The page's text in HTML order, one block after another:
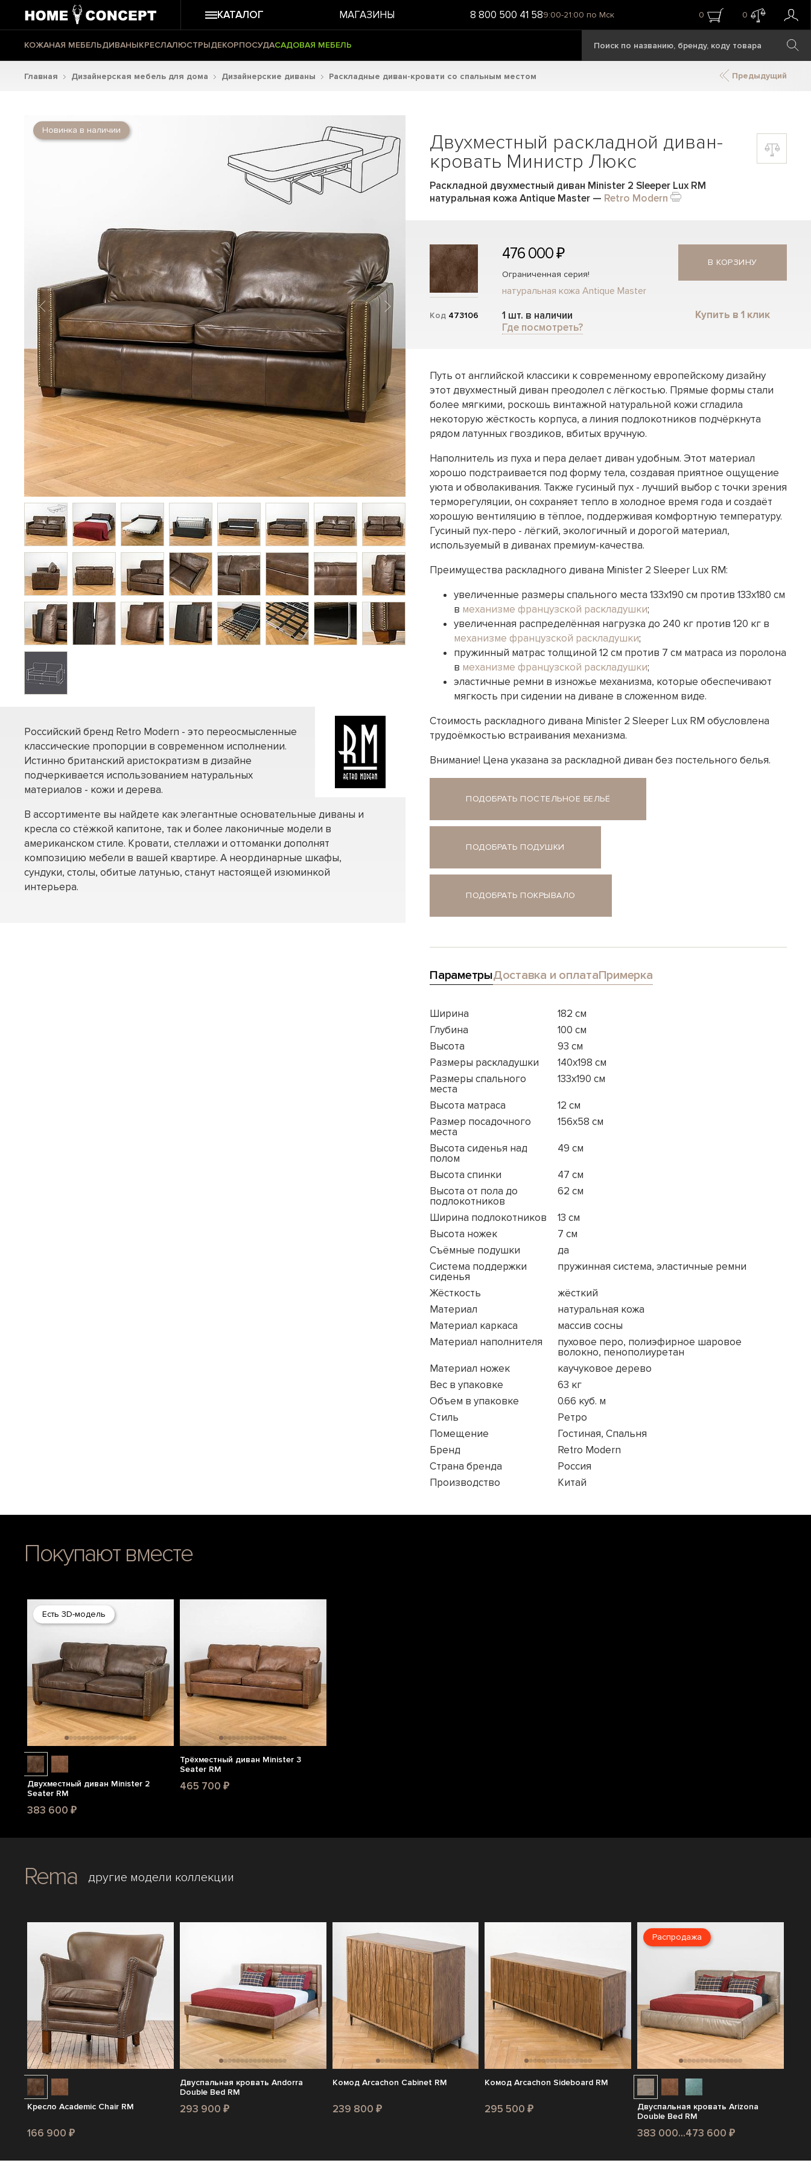
КАТАЛОГ МАГАЗИНЫ 8 800 500 41 589:00-21:00 по Мск 0 0
КОЖАНАЯ МЕБЕЛЬДИВАНЫКРЕСЛАЛЮСТРЫДЕКОРПОСУДАСАДОВАЯ МЕБЕЛЬ
Главная Дизайнерская мебель для дома Дизайнерские диваны Раскладные диван-кровати со спальным местом Предыдущий
Новинка в наличии
Российский бренд Retro Modern - это переосмысленные
классические пропорции в современном исполнении.
Истинно британский аристократизм в дизайне
подчеркивается использованием натуральных
материалов - кожи и дерева.
В ассортименте вы найдете как элегантные основательные диваны и
кресла со стёжкой капитоне, так и более лаконичные модели в
американском стиле. Кровати, стеллажи и оттоманки дополнят
композицию мебели в вашей квартире. А неординарные шкафы,
сундуки, столы, обитые латунью, станут настоящей изюминкой
интерьера.
Двухместный раскладной диван-
кровать Министр Люкс
Раскладной двухместный диван Minister 2 Sleeper Lux RM
натуральная кожа Antique Master — Retro Modern
Код 473106
476 000 ₽
Ограниченная серия!
натуральная кожа Antique Master
1 шт. в наличии
Где посмотреть?
В КОРЗИНУ
Купить в 1 клик
Путь от английской классики к современному европейскому дизайну
этот двухместный диван преодолел с лёгкостью. Прямые формы стали
более мягкими, роскошь винтажной натуральной кожи сгладила
некоторую жёсткость корпуса, а линия подлокотников подчёркнута
рядом латунных гвоздиков, вбитых вручную.
Наполнитель из пуха и пера делает диван удобным. Этот материал
хорошо подстраивается под форму тела, создавая приятное ощущение
уюта и обволакивания. Также гусиный пух - лучший выбор с точки зрения
терморегуляции, он сохраняет тепло в холодное время года и создаёт
хорошую вентиляцию в тёплое, поддерживая комфортную температуру.
Гусиный пух-перо - лёгкий, экологичный и дорогой материал,
используемый в диванах премиум-качества.
Преимущества раскладного дивана Minister 2 Sleeper Lux RM:
увеличенные размеры спального места 133x190 см против 133x180 см
в механизме французской раскладушки;
увеличенная распределённая нагрузка до 240 кг против 120 кг в
механизме французской раскладушки;
пружинный матрас толщиной 12 см против 7 см матраса из поролона
в механизме французской раскладушки;
эластичные ремни в изножье механизма, которые обеспечивают
мягкость при сидении на диване в сложенном виде.
Стоимость раскладного дивана Minister 2 Sleeper Lux RM обусловлена
трудоёмкостью встраивания механизма.
Внимание! Цена указана за раскладной диван без постельного белья.
ПОДОБРАТЬ ПОСТЕЛЬНОЕ БЕЛЬЁ
ПОДОБРАТЬ ПОДУШКИ
ПОДОБРАТЬ ПОКРЫВАЛО
ПараметрыДоставка и оплатаПримерка
Ширина
182 см
Глубина
100 см
Высота
93 см
Размеры раскладушки
140x198 см
Размеры спального
места
133x190 см
Высота матраса
12 см
Размер посадочного
места
156x58 см
Высота сиденья над
полом
49 см
Высота спинки
47 см
Высота от пола до
подлокотников
62 см
Ширина подлокотников
13 см
Высота ножек
7 см
Съёмные подушки
да
Система поддержки
сиденья
пружинная система, эластичные ремни
Жёсткость
жёсткий
Материал
натуральная кожа
Материал каркаса
массив сосны
Материал наполнителя
пуховое перо, полиэфирное шаровое
волокно, пенополиуретан
Материал ножек
каучуковое дерево
Вес в упаковке
63 кг
Объем в упаковке
0.66 куб. м
Стиль
Ретро
Помещение
Гостиная, Спальня
Бренд
Retro Modern
Страна бренда
Россия
Производство
Китай
Покупают вместе
Есть 3D-модель
Двухместный диван Minister 2
Seater RM
383 600 ₽
Трёхместный диван Minister 3
Seater RM
465 700 ₽
Rema другие модели коллекции
Кресло Academic Chair RM
166 900 ₽
Двуспальная кровать Andorra
Double Bed RM
293 900 ₽
Комод Arcachon Cabinet RM
239 800 ₽
Комод Arcachon Sideboard RM
295 500 ₽
Распродажа
Двуспальная кровать Arizona
Double Bed RM
383 000...473 600 ₽